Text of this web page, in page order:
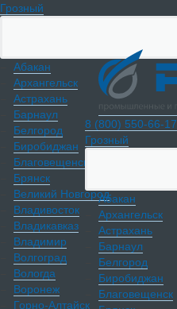
Грозный
Абакан
Архангельск
Астрахань
Барнаул
Белгород
Биробиджан
Благовещенск
Брянск
Великий Новгород
Владивосток
Владикавказ
Владимир
Волгоград
Вологда
Воронеж
Горно-Алтайск
8 (800) 550-66-17
Грозный
Абакан
Архангельск
Астрахань
Барнаул
Белгород
Биробиджан
Благовещенск